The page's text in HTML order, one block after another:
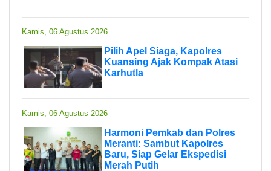
Kamis, 06 Agustus 2026
Pilih Apel Siaga, Kapolres
Kuansing Ajak Kompak Atasi
Karhutla
Kamis, 06 Agustus 2026
Harmoni Pemkab dan Polres
Meranti: Sambut Kapolres
Baru, Siap Gelar Ekspedisi
Merah Putih